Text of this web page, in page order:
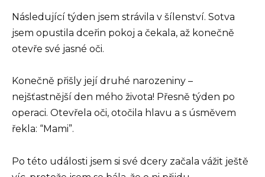
Následující týden jsem strávila v šílenství. Sotva
jsem opustila dceřin pokoj a čekala, až konečně
otevře své jasné oči.
Konečně přišly její druhé narozeniny –
nejšťastnější den mého života! Přesně týden po
operaci. Otevřela oči, otočila hlavu a s úsměvem
řekla: “Mami”.
Po této události jsem si své dcery začala vážit ještě